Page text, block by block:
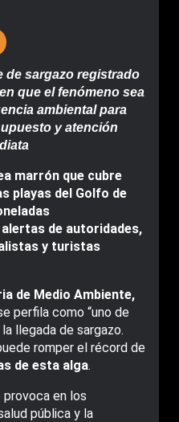
de sargazo registrado
que el fenómeno sea
ambiental para
y atención
marrón que cubre
playas del Golfo de
de autoridades,
y turistas
de Medio Ambiente,
perfila como “uno de
llegada de sargazo.
romper el récord de
de esta alga.
en los
pública y la